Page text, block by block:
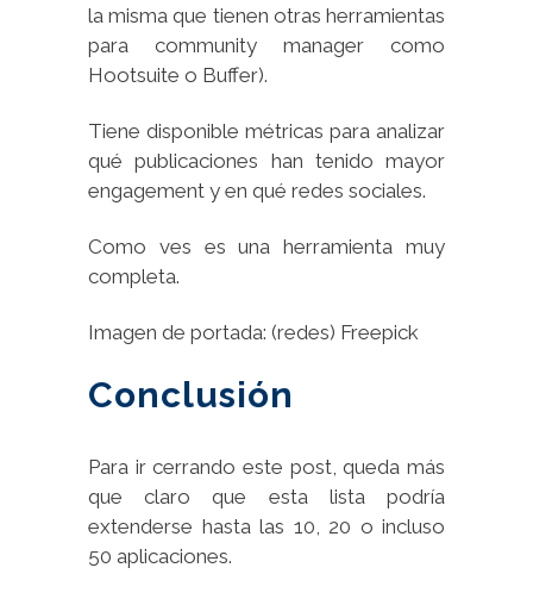
la misma que tienen otras herramientas
para community manager como
Hootsuite o Buffer).
Tiene disponible métricas para analizar
qué publicaciones han tenido mayor
engagement y en qué redes sociales.
Como ves es una herramienta muy
completa.
Imagen de portada: (redes) Freepick
Conclusión
Para ir cerrando este post, queda más
que claro que esta lista podría
extenderse hasta las 10, 20 o incluso
50 aplicaciones.